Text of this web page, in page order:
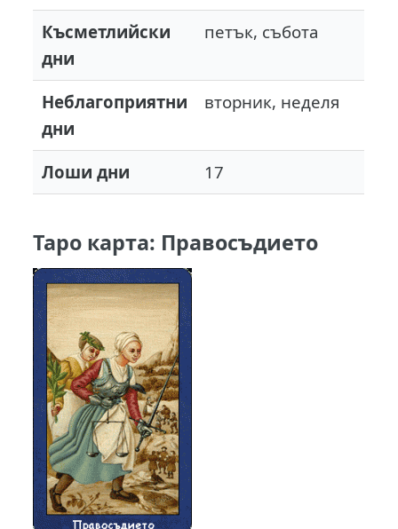
Късметлийски
дни
петък, събота
Неблагоприятни
дни
вторник, неделя
Лоши дни 17
Таро карта: Правосъдието